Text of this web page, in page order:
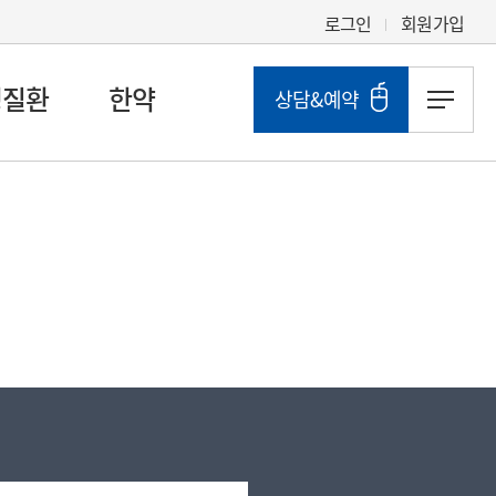
로그인 회원가입
환 한약 상담&예약